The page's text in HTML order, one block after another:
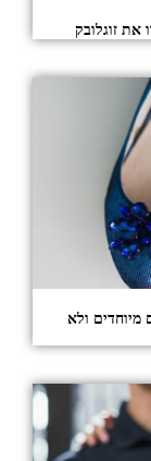
את זוגלובק
מיוחדים ולא